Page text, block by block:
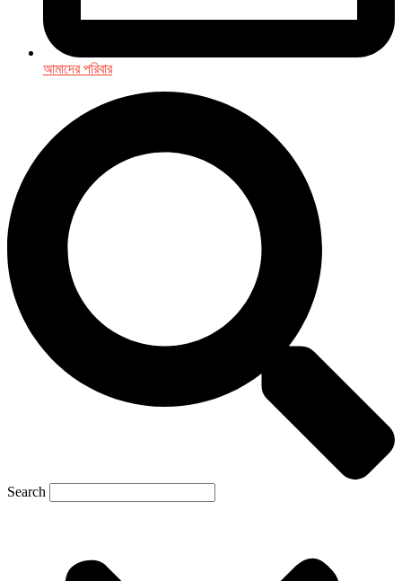
আমাদের পরিবার
Search